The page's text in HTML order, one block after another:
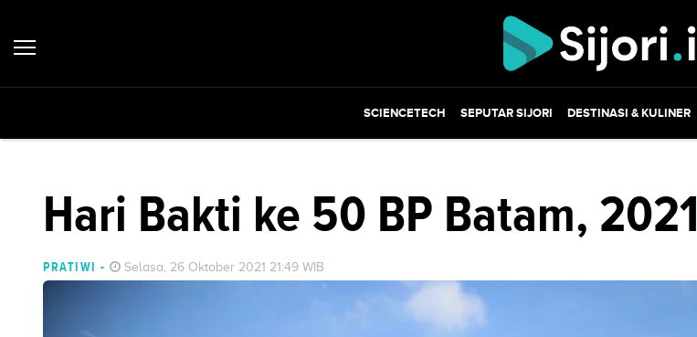
SCIENCETECH SEPUTAR SIJORI DESTINASI & KULINER
Hari Bakti ke 50 BP Batam, 2021
PRATIWI - Selasa, 26 Oktober 2021 21:49 WIB